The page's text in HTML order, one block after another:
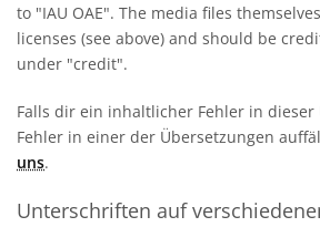
to "IAU OAE". The media files
licenses (see above) and should be
under "credit".
Falls dir ein inhaltlicher Fehler in
Fehler in einer der Übersetzungen
uns.
Unterschriften auf